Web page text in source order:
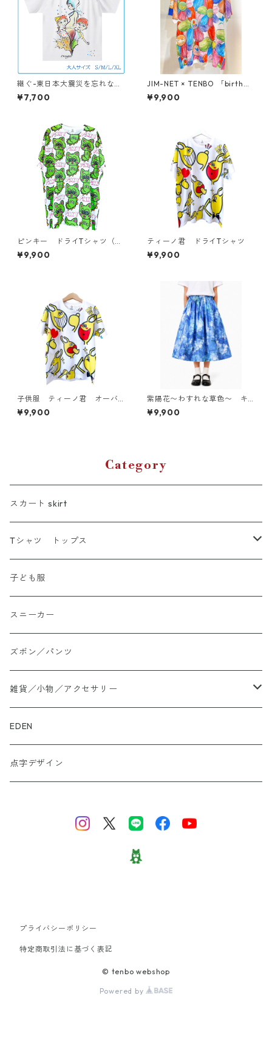
継ぐ-東日本大震災を忘れな
い- Tシャツ
¥7,700
JIM-NET × TENBO 「birth」
ドライTシャツ（キッズ〜大人
XL）
¥9,900
ピンキー ドライTシャツ（キ
ッズ〜大人XL）
¥9,900
ティーノ君 ドライTシャツ
¥9,900
子供服 ティーノ君 オーバ
ープリント Tシャツ
¥9,900
紫陽花〜わすれな草色〜 キ
ッズスカート
¥9,900
Category
スカート skirt
Tシャツ トップス
Tシャツ
シャツ
大きいサイズ
ロングTシャツ
子ども服
スニーカー
ズボン／パンツ
雑貨／小物／アクセサリー
トートバッグ
ぬかカイロ
タイツ
EDEN
点字デザイン
プライバシーポリシー
特定商取引法に基づく表記
© tenbo webshop
Powered by